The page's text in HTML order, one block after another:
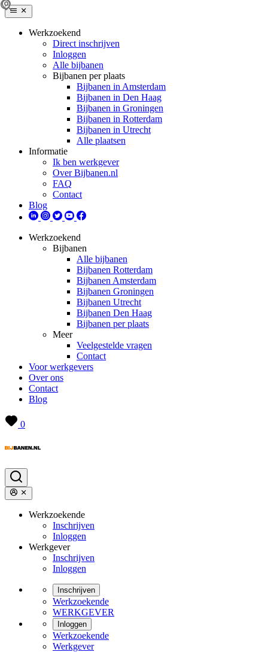
Werkzoekend
Direct inschrijven
Inloggen
Alle bijbanen
Bijbanen per plaats
Bijbanen in Amsterdam
Bijbanen in Den Haag
Bijbanen in Groningen
Bijbanen in Rotterdam
Bijbanen in Utrecht
Alle plaatsen
Informatie
Ik ben werkgever
Over Bijbanen.nl
FAQ
Contact
Blog
Werkzoekend
Bijbanen
Alle bijbanen
Bijbanen Rotterdam
Bijbanen Amsterdam
Bijbanen Groningen
Bijbanen Utrecht
Bijbanen Den Haag
Bijbanen per plaats
Meer
Veelgestelde vragen
Contact
Voor werkgevers
Over ons
Contact
Blog
0
Werkzoekende
Inschrijven
Inloggen
Werkgever
Inschrijven
Inloggen
Inschrijven
Werkzoekende
WERKGEVER
Inloggen
Werkzoekende
Werkgever